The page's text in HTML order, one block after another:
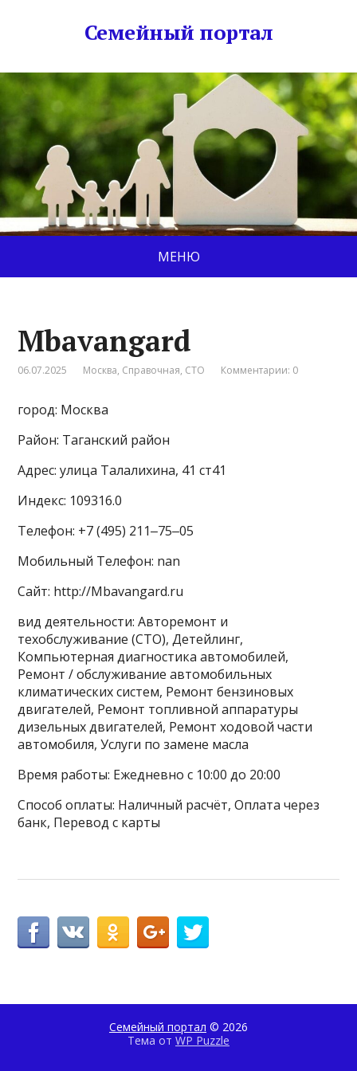
Семейный портал
МЕНЮ
Mbavangard
06.07.2025 Москва, Справочная, СТО Комментарии: 0
город: Москва
Район: Таганский район
Адрес: улица Талалихина, 41 ст41
Индекс: 109316.0
Телефон: +7 (495) 211‒75‒05
Мобильный Телефон: nan
Сайт: http://Mbavangard.ru
вид деятельности: Авторемонт и
техобслуживание (СТО), Детейлинг,
Компьютерная диагностика автомобилей,
Ремонт / обслуживание автомобильных
климатических систем, Ремонт бензиновых
двигателей, Ремонт топливной аппаратуры
дизельных двигателей, Ремонт ходовой части
автомобиля, Услуги по замене масла
Время работы: Ежедневно с 10:00 до 20:00
Способ оплаты: Наличный расчёт, Оплата через
банк, Перевод с карты
Семейный портал © 2026
Тема от WP Puzzle